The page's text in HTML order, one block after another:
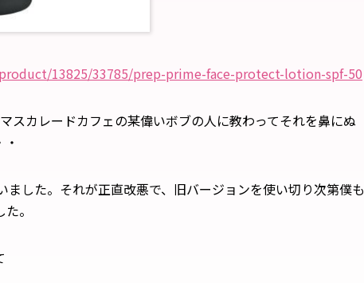
13825/33785/prep-prime-face-protect-lotion-spf-50
スカレードカフェの某偉いボブの人に教わってそれを鼻にぬ
ました。それが正直改悪で、旧バージョンを使い切り次第僕も
。